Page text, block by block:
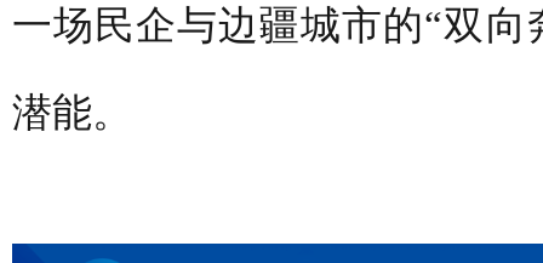
一场民企与边疆城市的“双
潜能。